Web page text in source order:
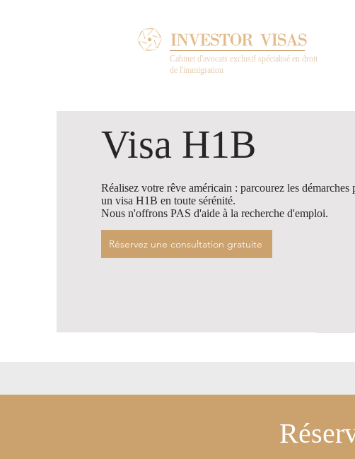
Cabinet d'avocats exclusif spécialisé en droit
de l'immigration
Visa H1B
Réalisez votre rêve américain : parcourez les démarches
un visa H1B en toute sérénité.
Nous n'offrons PAS d'aide à la recherche d'emploi.
Réservez une consultation gratuite